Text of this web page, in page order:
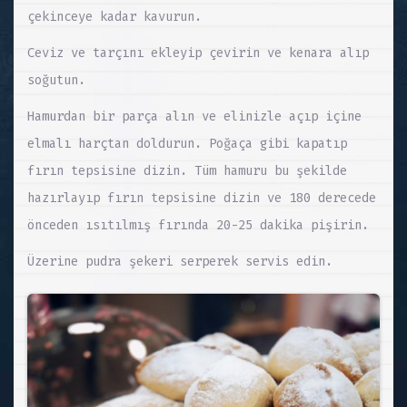
çekinceye kadar kavurun.
Ceviz ve tarçını ekleyip çevirin ve kenara alıp
soğutun.
Hamurdan bir parça alın ve elinizle açıp içine
elmalı harçtan doldurun. Poğaça gibi kapatıp
fırın tepsisine dizin. Tüm hamuru bu şekilde
hazırlayıp fırın tepsisine dizin ve 180 derecede
önceden ısıtılmış fırında 20-25 dakika pişirin.
Üzerine pudra şekeri serperek servis edin.